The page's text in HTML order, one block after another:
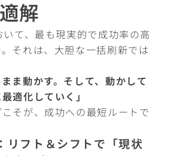
解
いて、最も現実的で成功率の高
それは、大胆な一括刷新では
まま動かす。そして、動かして
適化していく」
そが、成功への最短ルートで
リフト＆シフトで「現状